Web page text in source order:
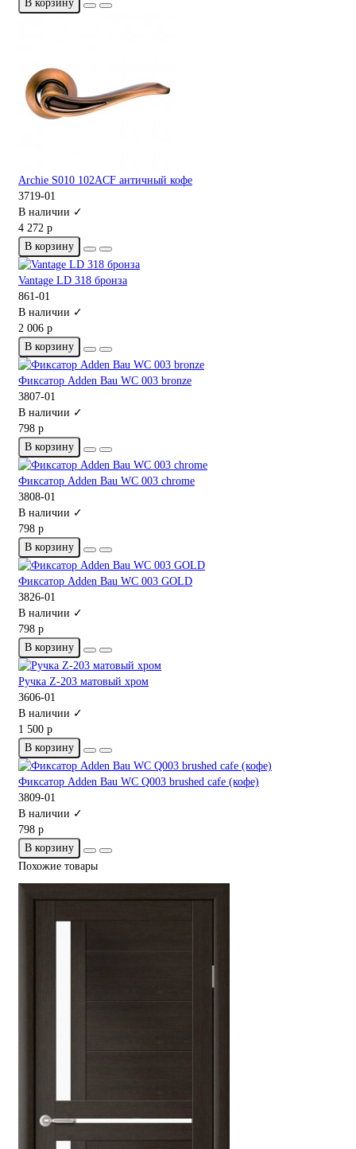
В корзину
Archie S010 102ACF античный кофе
3719-01
В наличии ✓
4 272 р
В корзину
Vantage LD 318 бронза
861-01
В наличии ✓
2 006 р
В корзину
Фиксатор Adden Bau WC 003 bronze
3807-01
В наличии ✓
798 р
В корзину
Фиксатор Adden Bau WC 003 chrome
3808-01
В наличии ✓
798 р
В корзину
Фиксатор Adden Bau WC 003 GOLD
3826-01
В наличии ✓
798 р
В корзину
Ручка Z-203 матовый хром
3606-01
В наличии ✓
1 500 р
В корзину
Фиксатор Adden Bau WC Q003 brushed cafe (кофе)
3809-01
В наличии ✓
798 р
В корзину
Похожие товары